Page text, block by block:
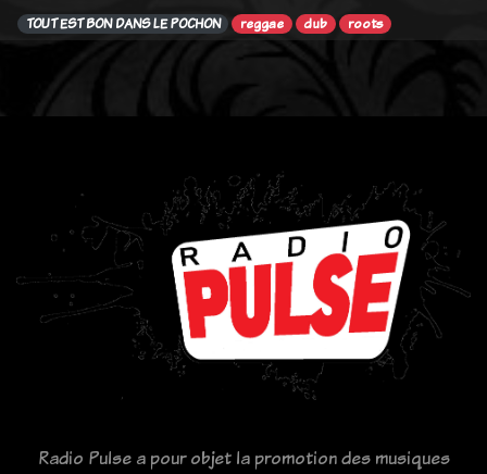
TOUT EST BON DANS LE POCHON reggae dub roots
Radio Pulse a pour objet la promotion des musiques